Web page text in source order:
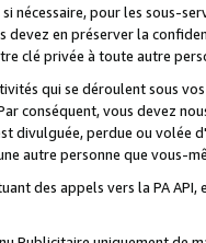
nécessaire, pour les sous-
devez en préserver la
clé privée à toute autre
qui se déroulent sous
conséquent, vous devez
divulguée, perdue ou volée
autre personne que vous-
des appels vers la PA